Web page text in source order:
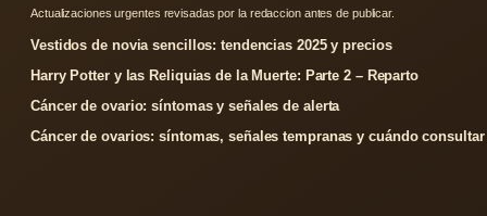
Actualizaciones urgentes revisadas por la redaccion antes de publicar.
Vestidos de novia sencillos: tendencias 2025 y precios
Harry Potter y las Reliquias de la Muerte: Parte 2 – Reparto
Cáncer de ovario: síntomas y señales de alerta
Cáncer de ovarios: síntomas, señales tempranas y cuándo consultar